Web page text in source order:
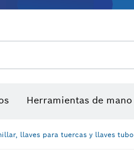
Herramientas de mano
llaves para tuercas y llaves tubo